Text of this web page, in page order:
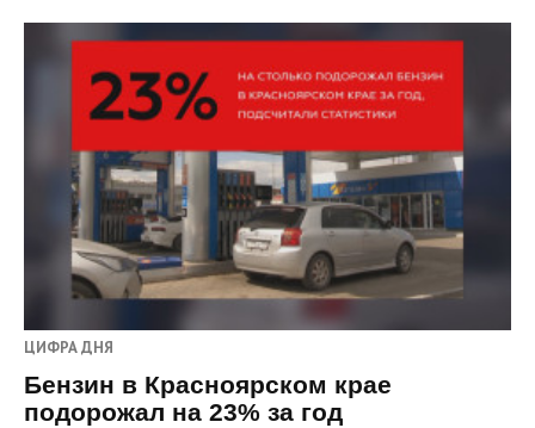
ЦИФРА ДНЯ
Бензин в Красноярском крае
подорожал на 23% за год